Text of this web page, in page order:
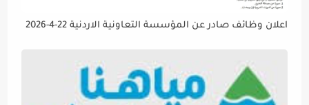
اعلان وظائف صادر عن المؤسسة التعاونية الاردنية 22-4-2026